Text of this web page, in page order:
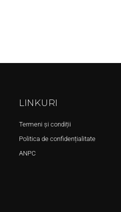
LINKURI
Termeni și condiții
Politica de confidențialitate
ANPC